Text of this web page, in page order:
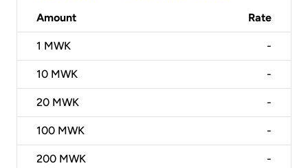
Amount Rate
1 MWK -
10 MWK -
20 MWK -
100 MWK -
200 MWK -